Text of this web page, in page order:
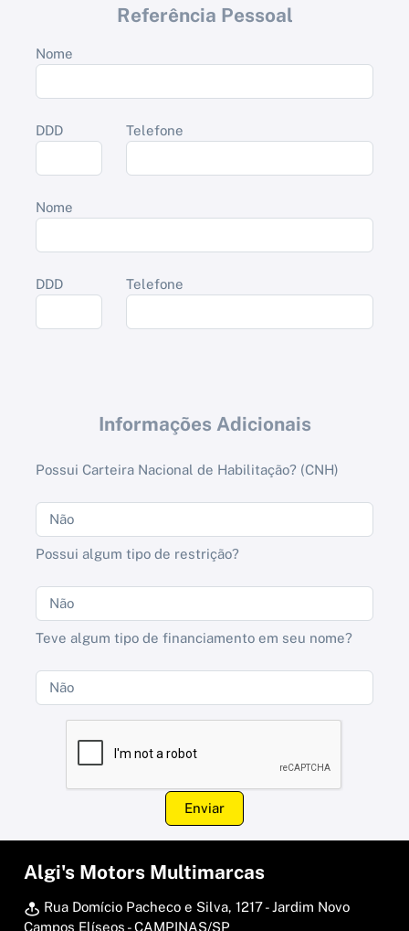
Referência Pessoal
Nome
DDD Telefone
Nome
DDD Telefone
Informações Adicionais
Possui Carteira Nacional de Habilitação? (CNH)
Possui algum tipo de restrição?
Teve algum tipo de financiamento em seu nome?
Enviar
Algi's Motors Multimarcas
Rua Domício Pacheco e Silva, 1217 - Jardim Novo
Campos Elíseos - CAMPINAS/SP